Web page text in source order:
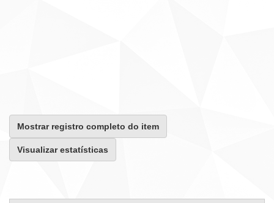
Mostrar registro completo do item
Visualizar estatísticas